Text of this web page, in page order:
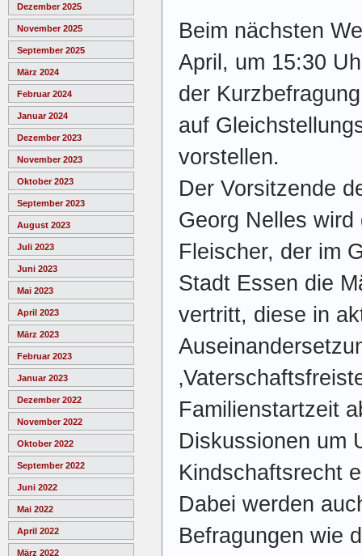
Dezember 2025
November 2025
September 2025
März 2024
Februar 2024
Januar 2024
Dezember 2023
November 2023
Oktober 2023
September 2023
August 2023
Juli 2023
Juni 2023
Mai 2023
April 2023
März 2023
Februar 2023
Januar 2023
Dezember 2022
November 2022
Oktober 2022
September 2022
Juni 2022
Mai 2022
April 2022
März 2022
Beim nächsten
April, um 15:30
der
auf
vorstellen.
Der Vorsitzende
Georg Nelles
Fleischer, der im
Stadt Essen die
vertritt, diese in
Familienstartzeit
Diskussionen um
Kindschaftsrecht
Dabei werden
Befragungen wie